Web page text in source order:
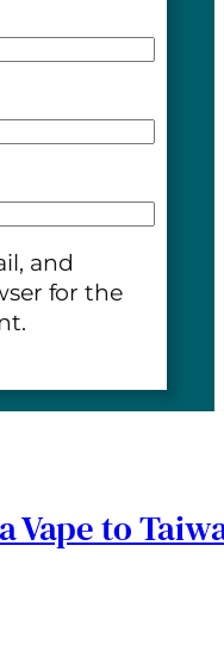
Vape to
and
for the